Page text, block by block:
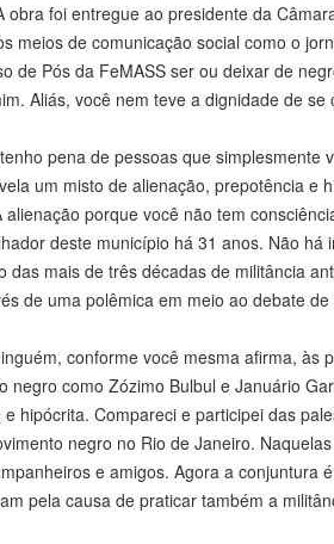
obra foi entregue ao presidente da
meios de comunicação social como o
de Pós da FeMASS ser ou deixar de
Aliás, você nem teve a dignidade de
pena de pessoas que simplesmente
um misto de alienação, prepotência e
porque você não tem
deste município há 31 anos. Não há
mais de três décadas de militância
de uma polêmica em meio ao debate
conforme você mesma afirma, às
como Zózimo Bulbul e Januário
hipócrita. Compareci e participei das
negro no Rio de Janeiro.
e amigos. Agora a conjuntura
pela causa de praticar também a